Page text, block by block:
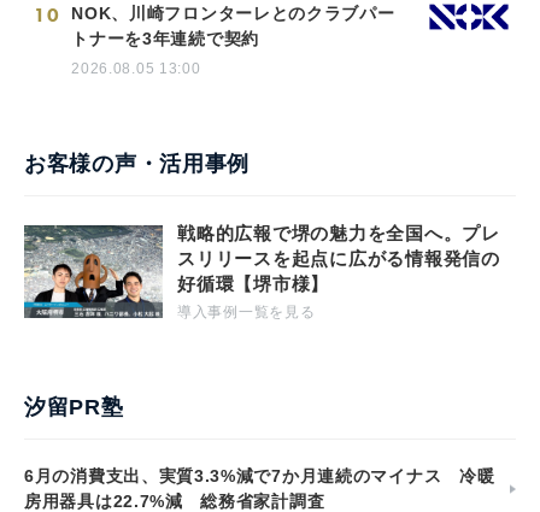
10
NOK、川崎フロンターレとのクラブパー
トナーを3年連続で契約
2026.08.05 13:00
お客様の声・活用事例
戦略的広報で堺の魅力を全国へ。プレ
スリリースを起点に広がる情報発信の
好循環【堺市様】
導入事例一覧を見る
汐留PR塾
6月の消費支出、実質3.3%減で7か月連続のマイナス 冷暖
房用器具は22.7%減 総務省家計調査